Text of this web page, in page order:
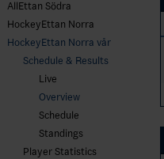
AllEttan Södra
HockeyEttan Norra
HockeyEttan Norra vår
Schedule & Results
Live
Overview
Schedule
Standings
Player Statistics